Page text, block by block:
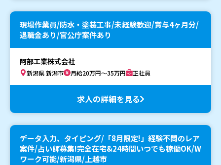
現場作業員/防水・塗装工事/未経験歓迎/賞与4ヶ月分/
退職金あり/官公庁案件あり
阿部工業株式会社
新潟県 新潟市 月給20万円～35万円 正社員
求人の詳細を見る
データ入力、タイピング/「8月限定!」経験不問のレア
案件/占い師募集!完全在宅&24時間いつでも稼働OK/W
ワーク可能/新潟県/上越市